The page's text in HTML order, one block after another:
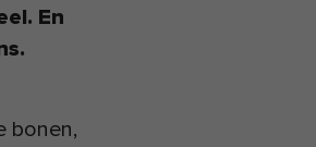
En
bonen,